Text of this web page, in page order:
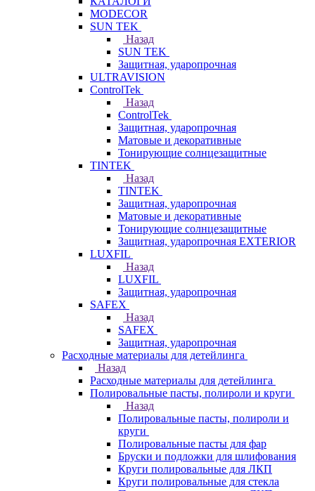
MODECOR
SUN TEK
Назад
SUN TEK
Защитная, ударопрочная
ULTRAVISION
ControlTek
Назад
ControlTek
Защитная, ударопрочная
Матовые и декоративные
Тонирующие солнцезащитные
TINTEK
Назад
TINTEK
Защитная, ударопрочная
Матовые и декоративные
Тонирующие солнцезащитные
Защитная, ударопрочная EXTERIOR
LUXFIL
Назад
LUXFIL
Защитная, ударопрочная
SAFEX
Назад
SAFEX
Защитная, ударопрочная
Расходные материалы для детейлинга
Назад
Расходные материалы для детейлинга
Полировальные пасты, полироли и круги
Назад
Полировальные пасты, полироли и
круги
Полировальные пасты для фар
Бруски и подложки для шлифования
Круги полировальные для ЛКП
Круги полировальные для стекла